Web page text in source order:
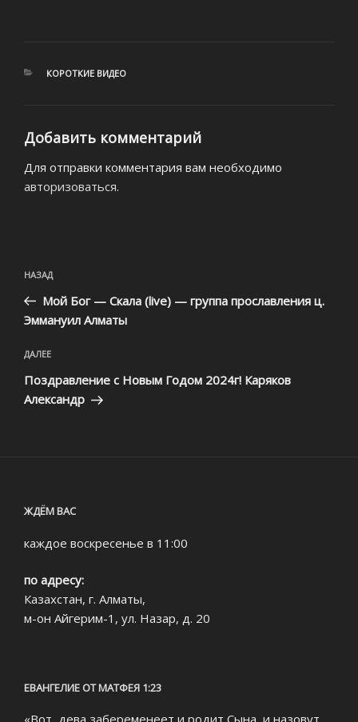
РУБРИКИ
КОРОТКИЕ ВИДЕО
Добавить комментарий
Для отправки комментария вам необходимо
авторизоваться.
по
записям
Предыдущая
запись:
НАЗАД
Мой Бог — Скала (live) — группа прославления ц.
Эммануил Алматы
Следующая
запись
ДАЛЕЕ
Поздравление с Новым Годом 2024г! Каряков
Александр
ЖДЁМ ВАС
каждое воскресенье в 11:00
по адресу:
Казахстан, г. Алматы,
м-он Айгерим-1, ул. Назар, д. 20
ЕВАНГЕЛИЕ ОТ МАТФЕЯ 1:23